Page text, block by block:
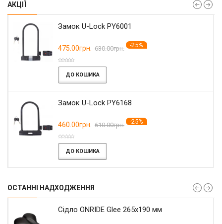
АКЦІЇ
Замок U-Lock PY6001
475.00грн. 630.00грн. -25%
ДО КОШИКА
Замок U-Lock PY6168
460.00грн. 610.00грн. -25%
ДО КОШИКА
ОСТАННІ НАДХОДЖЕННЯ
Сідло ONRIDE Glee 265x190 мм